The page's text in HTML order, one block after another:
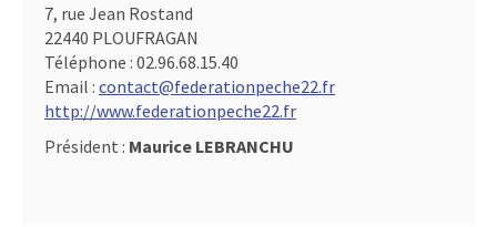
7, rue Jean Rostand
22440 PLOUFRAGAN
Téléphone : 02.96.68.15.40
Email : contact@federationpeche22.fr
http://www.federationpeche22.fr
Président : Maurice LEBRANCHU